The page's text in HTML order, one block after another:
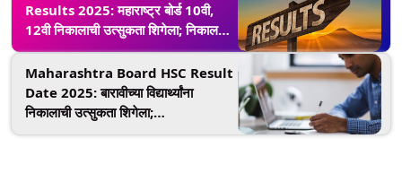
Results 2025: महाराष्ट्र बोर्ड 10वी,
12वी निकालाची उत्सुकता शिगेला; निकाल
तारखांच्या अफवांवर विश्वास न ठेवण्याचं
आवाहन
Maharashtra Board HSC Result
Date 2025: बारावीच्या विद्यार्थ्यांना
निकालाची उत्सुकता शिगेला;